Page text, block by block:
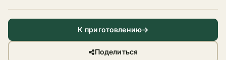
К приготовлению
Поделиться